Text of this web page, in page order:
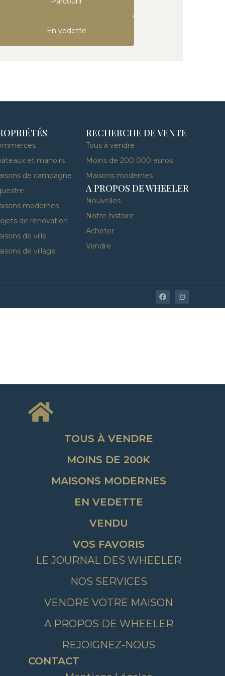
En vedette
et manoirs
de campagne
modernes
de rénovation
de ville
de village
RECHERCHE DE VENTE
Tous à vendre
Moins de 200 000 euros
Maisons modernes
A PROPOS DE WHEELER
Nouvelles
Notre histoire
Acheter
Vendre
TOUS À VENDRE
MOINS DE 200K
MAISONS MODERNES
EN VEDETTE
VENDU
VOS FAVORIS
LE JOURNAL DES WHEELER
NOS SERVICES
VENDRE VOTRE MAISON
A PROPOS DE WHEELER
REJOIGNEZ-NOUS
CONTACT